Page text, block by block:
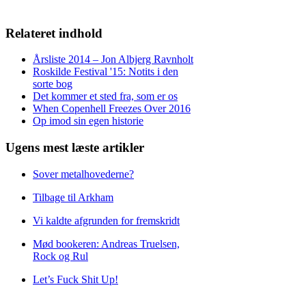
Relateret indhold
Årsliste 2014 – Jon Albjerg Ravnholt
Roskilde Festival '15: Notits i den
sorte bog
Det kommer et sted fra, som er os
When Copenhell Freezes Over 2016
Op imod sin egen historie
Ugens mest læste artikler
Sover metalhovederne?
Tilbage til Arkham
Vi kaldte afgrunden for fremskridt
Mød bookeren: Andreas Truelsen,
Rock og Rul
Let’s Fuck Shit Up!